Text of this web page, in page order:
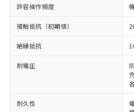
許容操作頻度
接触抵抗（初期値）
絶縁抵抗
耐電圧
耐久性
※1 対応状況
対応済み：EU RoHS指
非含有に対応した製品が提
す。
対応予定：EU RoHS指令
有に対応した製品に切り替
対応予定なし：EU RoHS指
非含有に非対応の商品で、